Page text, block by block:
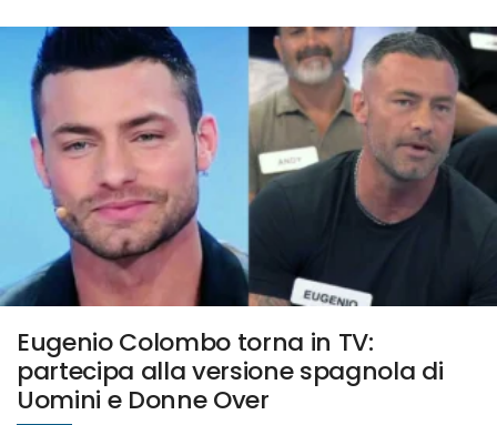
Eugenio Colombo torna in TV:
partecipa alla versione spagnola di
Uomini e Donne Over